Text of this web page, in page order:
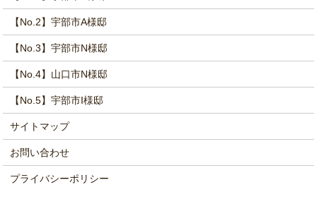
【No.2】宇部市A様邸
【No.3】宇部市N様邸
【No.4】山口市N様邸
【No.5】宇部市I様邸
サイトマップ
お問い合わせ
プライバシーポリシー